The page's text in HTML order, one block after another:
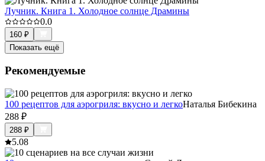
Лучник. Книга 1. Холодное солнце Драмины
0.0
160 ₽
Показать ещё
Рекомендуемые
100 рецептов для аэрогриля: вкусно и легкоНаталья Бибекина
288 ₽
288 ₽
5.08